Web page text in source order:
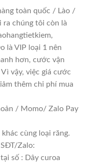
toàn quốc / Lào /
ra chúng tôi còn là
là VIP loại 1 nên
hơn, cước vận
vậy, việc giá cước
thêm chi phí mua
/ Momo/ Zalo Pay
cùng loại răng.
Zalo:
số : Dây curoa